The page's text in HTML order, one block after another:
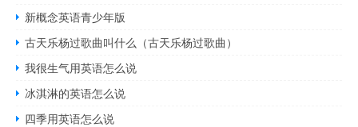
新概念英语青少年版
古天乐杨过歌曲叫什么（古天乐杨过歌曲）
我很生气用英语怎么说
冰淇淋的英语怎么说
四季用英语怎么说